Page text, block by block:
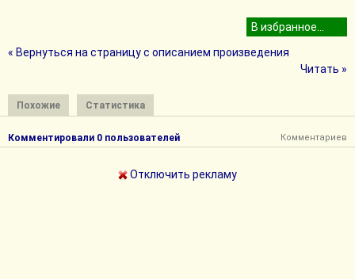
« Вернуться на страницу с описанием произведения
Читать »
Похожие Статистика
Комментировали 0 пользователей Комментариев
Отключить рекламу